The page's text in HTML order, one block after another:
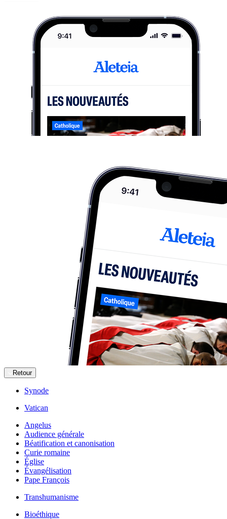
Retour
Synode
Vatican
Angelus
Audience générale
Béatification et canonisation
Curie romaine
Église
Évangélisation
Pape François
Transhumanisme
Bioéthique